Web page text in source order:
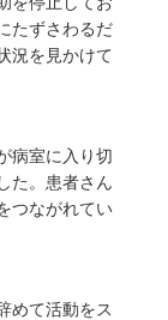
たずさわるだ
況を見かけて
病室に入り切
た。患者さん
つながれてい
めて活動をス